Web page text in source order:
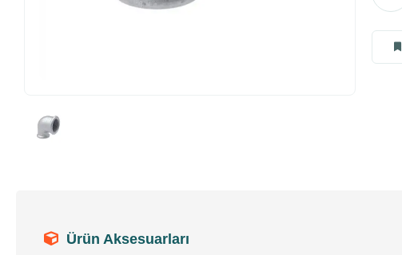
Ürün Aksesuarları